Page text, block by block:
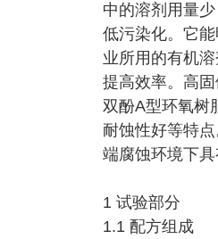
中的溶剂用量
低污染化。它
业所用的有机
提高效率。高
双酚A型环氧树
耐蚀性好等特
端腐蚀环境下
1 试验部分
1.1 配方组成